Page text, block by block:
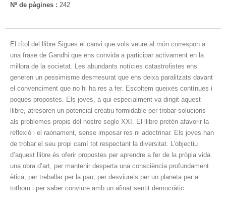
Nº de pàgines : 242
El títol del llibre Sigues el canvi que vols veure al món correspon a
una frase de Gandhi que ens convida a participar activament en la
millora de la societat. Les abundants notícies catastrofistes ens
generen un pessimisme desmesurat que ens deixa paralitzats davant
el convenciment que no hi ha res a fer. Escoltem queixes contínues i
poques propostes. Els joves, a qui especialment va dirigit aquest
llibre, atresoren un potencial creatiu formidable per trobar solucions
als problemes propis del nostre segle XXI. El llibre pretén afavorir la
reflexió i el raonament, sense imposar res ni adoctrinar. Els joves han
de trobar el seu propi camí tot respectant la diversitat. L’objectiu
d’aquest llibre és oferir propostes per aprendre a fer de la pròpia vida
una obra d’art, per mantenir desperta una consciència profundament
ètica, per treballar per la pau, per desviure’s per un planeta per a
tothom i per saber conviure amb un afinat sentit democràtic.